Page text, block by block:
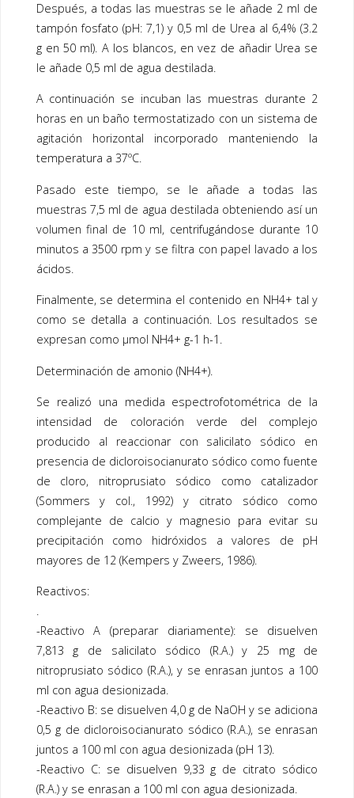
Después, a todas las muestras se le añade 2 ml de
tampón fosfato (pH: 7,1) y 0,5 ml de Urea al 6,4% (3.2
g en 50 ml). A los blancos, en vez de añadir Urea se
le añade 0,5 ml de agua destilada.
A continuación se incuban las muestras durante 2
horas en un baño termostatizado con un sistema de
agitación horizontal incorporado manteniendo la
temperatura a 37ºC.
Pasado este tiempo, se le añade a todas las
muestras 7,5 ml de agua destilada obteniendo así un
volumen final de 10 ml, centrifugándose durante 10
minutos a 3500 rpm y se filtra con papel lavado a los
ácidos.
Finalmente, se determina el contenido en NH4+ tal y
como se detalla a continuación. Los resultados se
expresan como µmol NH4+ g-1 h-1.
Determinación de amonio (NH4+).
Se realizó una medida espectrofotométrica de la
intensidad de coloración verde del complejo
producido al reaccionar con salicilato sódico en
presencia de dicloroisocianurato sódico como fuente
de cloro, nitroprusiato sódico como catalizador
(Sommers y col., 1992) y citrato sódico como
complejante de calcio y magnesio para evitar su
precipitación como hidróxidos a valores de pH
mayores de 12 (Kempers y Zweers, 1986).
Reactivos:
.
-Reactivo A (preparar diariamente): se disuelven
7,813 g de salicilato sódico (R.A.) y 25 mg de
nitroprusiato sódico (R.A.), y se enrasan juntos a 100
ml con agua desionizada.
-Reactivo B: se disuelven 4,0 g de NaOH y se adiciona
0,5 g de dicloroisocianurato sódico (R.A.), se enrasan
juntos a 100 ml con agua desionizada (pH 13).
-Reactivo C: se disuelven 9,33 g de citrato sódico
(R.A.) y se enrasan a 100 ml con agua desionizada.